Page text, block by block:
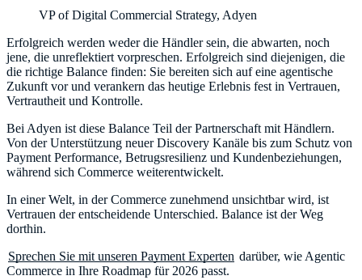
VP of Digital Commercial Strategy, Adyen
Erfolgreich werden weder die Händler sein, die abwarten, noch
jene, die unreflektiert vorpreschen. Erfolgreich sind diejenigen, die
die richtige Balance finden: Sie bereiten sich auf eine agentische
Zukunft vor und verankern das heutige Erlebnis fest in Vertrauen,
Vertrautheit und Kontrolle.
Bei Adyen ist diese Balance Teil der Partnerschaft mit Händlern.
Von der Unterstützung neuer Discovery Kanäle bis zum Schutz von
Payment Performance, Betrugsresilienz und Kundenbeziehungen,
während sich Commerce weiterentwickelt.
In einer Welt, in der Commerce zunehmend unsichtbar wird, ist
Vertrauen der entscheidende Unterschied. Balance ist der Weg
dorthin.
Sprechen Sie mit unseren Payment Experten darüber, wie Agentic
Commerce in Ihre Roadmap für 2026 passt.